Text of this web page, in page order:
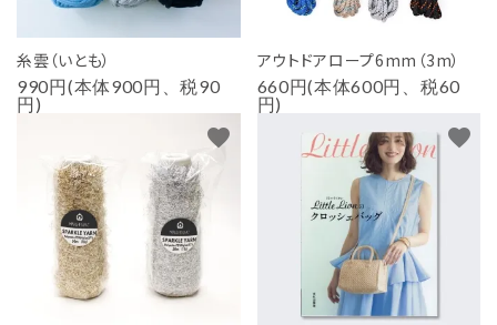
糸雲（いとも）
990円(本体900円、税90
円)
アウトドアロープ6mm（3m）
660円(本体600円、税60
円)
favorite favorite